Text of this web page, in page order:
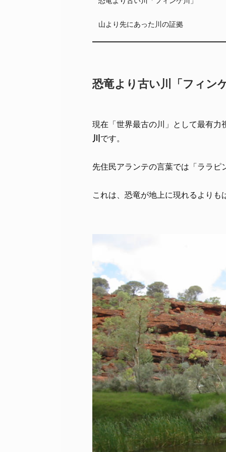
山より先にあった川の証拠
恐竜より古い川「フィンケ
現在「世界最古の川」として最有力
川です。
先住民アランテの言葉では「ララピ
これは、恐竜が地上に現れるよりも